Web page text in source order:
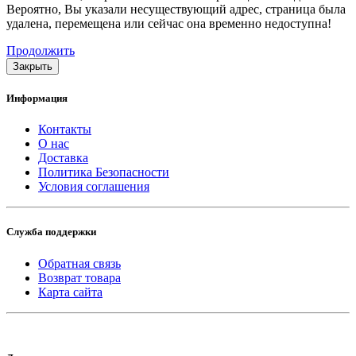
Вероятно, Вы указали несуществующий адрес, страница была
удалена, перемещена или сейчас она временно недоступна!
Продолжить
Закрыть
Информация
Контакты
О нас
Доставка
Политика Безопасности
Условия соглашения
Служба поддержки
Обратная связь
Возврат товара
Карта сайта